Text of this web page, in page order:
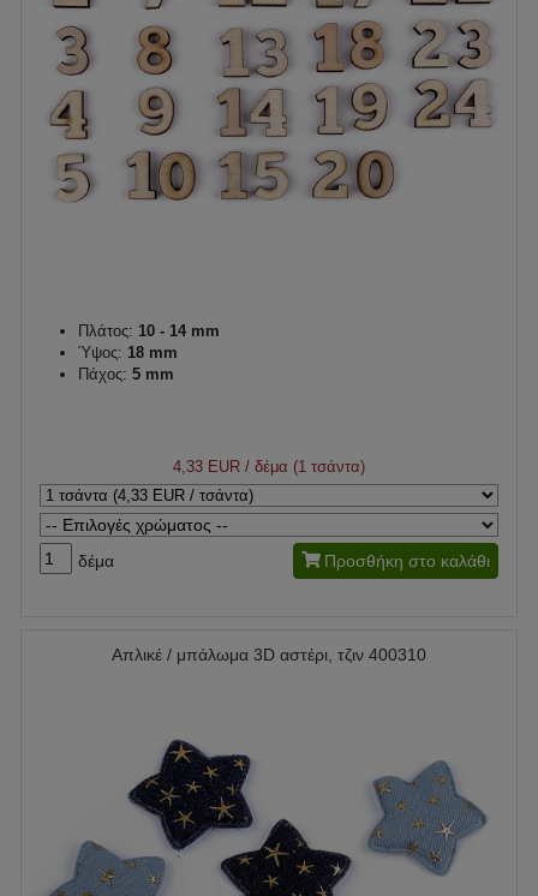
Πλάτος: 10 - 14 mm
Ύψος: 18 mm
Πάχος: 5 mm
4,33 EUR / δέμα (1 τσάντα)
δέμα Προσθήκη στο καλάθι
Απλικέ / μπάλωμα 3D αστέρι, τζιν 400310